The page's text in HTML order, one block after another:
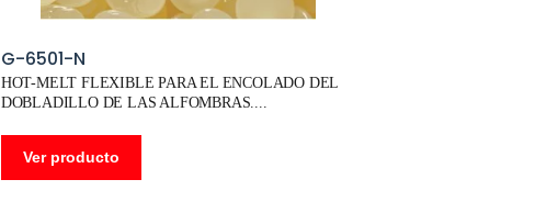
G-6501-N
HOT-MELT FLEXIBLE PARA EL ENCOLADO DEL
DOBLADILLO DE LAS ALFOMBRAS.
Ver producto